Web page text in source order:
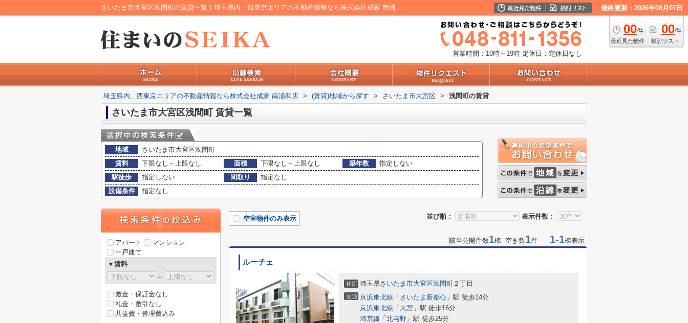
さいたま市大宮区浅間町の賃貸一覧｜埼玉県内、西東京エリアの不動産情報なら株式会社成家 南浦和店 最終更新：2026年08月07日
00件
最近見た物件
00件
検討リスト
営業時間：10時～19時 定休日：定休日なし
埼玉県内、西東京エリアの不動産情報なら株式会社成家 南浦和店 > (賃貸)地域から探す > さいたま市大宮区 > 浅間町の賃貸
さいたま市大宮区浅間町 賃貸一覧
地域
さいたま市大宮区浅間町
賃料
下限なし～上限なし 面積 下限なし～上限なし 築年数
指定しない
駅徒歩
指定しない 間取り
指定なし
設備条件
指定なし
並び順： 表示件数：
空室物件のみ表示
該当公開件数1棟 空き数1件 1-1棟表示
ルーチェ
住所 埼玉県さいたま市大宮区浅間町 ２丁目
交通 京浜東北線 「 さいたま新都心 」駅 徒歩14分
京浜東北線 「 大宮 」駅 徒歩16分
埼京線 「 北与野 」駅 徒歩25分
アパート
マンション
一戸建て
▼賃料
～
敷金・保証金なし
礼金・敷引なし
共益費・管理費込み